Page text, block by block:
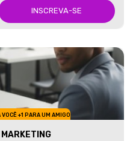
INSCREVA-SE
+1 PARA UM AMIGO